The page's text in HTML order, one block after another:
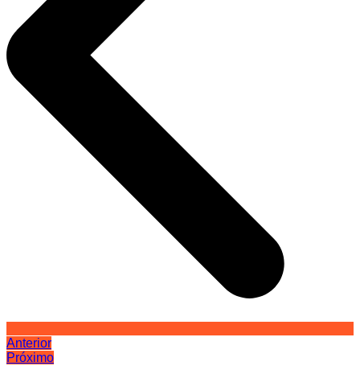
Anterior
Próximo